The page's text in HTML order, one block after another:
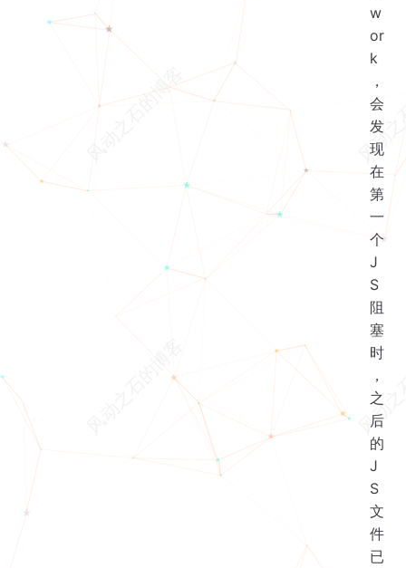
w
or
k
，
会
发
现
在
第
一
个
J
S
阻
塞
时
，
之
后
的
J
S
文
件
已